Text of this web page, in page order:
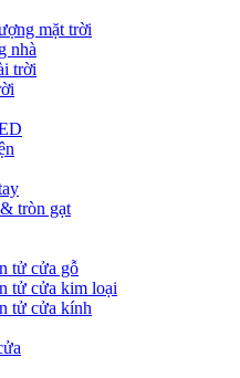
mặt trời
nhà
trời
tròn gạt
tử cửa gỗ
tử cửa kim loại
tử cửa kính